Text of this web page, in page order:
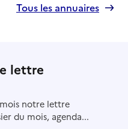
Tous les annuaires
lettre
notre lettre
du mois, agenda...